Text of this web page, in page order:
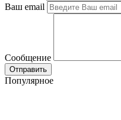
Ваш email
Сообщение
Популярное